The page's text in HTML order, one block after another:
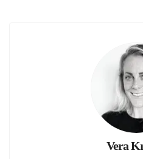
Vera